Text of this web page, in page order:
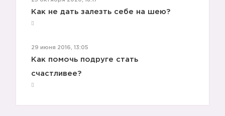
Как не дать залезть себе на шею?
29 июня 2016, 13:05
Как помочь подруге стать
счастливее?